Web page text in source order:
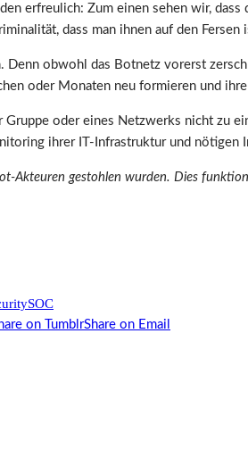
erfreulich: Zum einen sehen wir,
dass man ihnen auf den
obwohl das Botnetz vorerst
oder Monaten neu formieren und ihre
oder eines Netzwerks nicht
ihrer IT-Infrastruktur und nötigen
gestohlen wurden. Dies
SOC
on TumblrShare on Email